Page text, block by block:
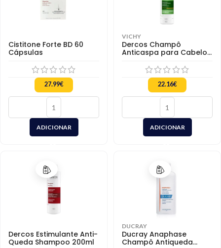
Cistitone Forte BD 60
Cápsulas
27.99€
ADICIONAR
VICHY
Dercos Champô
Anticaspa para Cabelos
22.16€
ADICIONAR
Dercos Estimulante Anti-
Queda Shampoo 200ml
DUCRAY
Ducray Anaphase
Champô Antiqueda